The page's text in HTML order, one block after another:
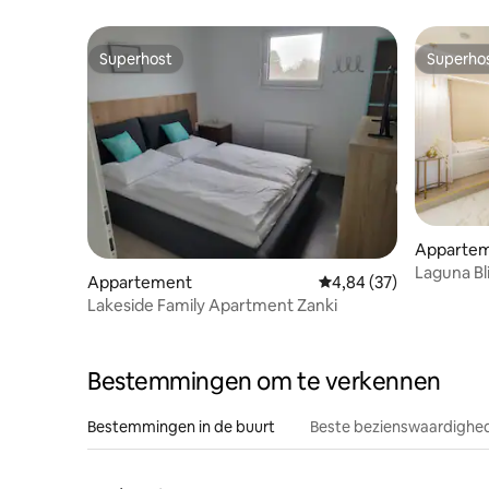
Superhost
Superhost
Appartement Gemiddelde
4,84 (37)
Lakeside Family Apartment Zanki
Laguna
Bestemmingen om te verkennen
Bestemmingen in de buurt Beste